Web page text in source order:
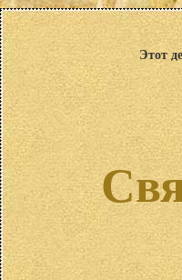
Этот